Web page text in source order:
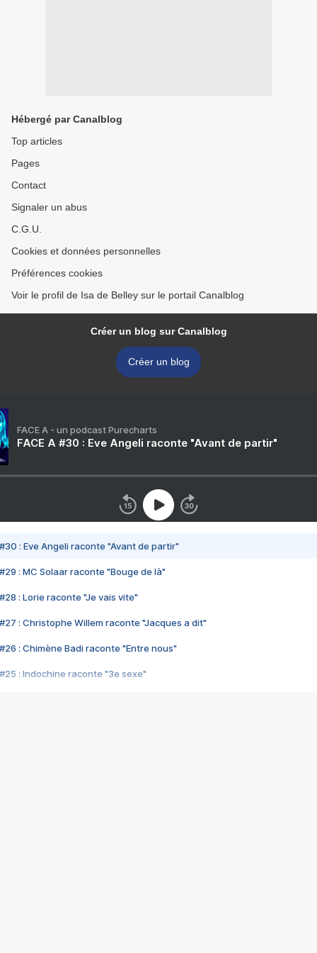
Hébergé par Canalblog
Top articles
Pages
Contact
Signaler un abus
C.G.U.
Cookies et données personnelles
Préférences cookies
Voir le profil de Isa de Belley sur le portail Canalblog
Créer un blog sur Canalblog
Créer un blog
FACE A - un podcast Purecharts
FACE A #30 : Eve Angeli raconte "Avant de partir"
#30 : Eve Angeli raconte "Avant de partir"
#29 : MC Solaar raconte "Bouge de là"
#28 : Lorie raconte "Je vais vite"
#27 : Christophe Willem raconte "Jacques a dit"
#26 : Chimène Badi raconte "Entre nous"
#25 : Indochine raconte "3e sexe"